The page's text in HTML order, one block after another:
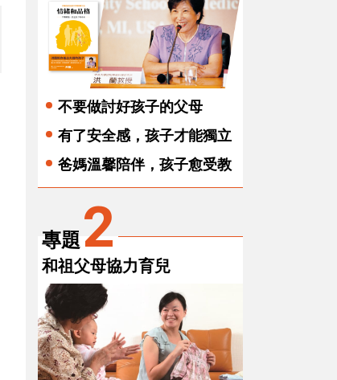
不要做討好孩子的父母
有了安全感，孩子才能獨立
爸媽溫馨陪伴，孩子愈受教
專題2
和祖父母協力育兒